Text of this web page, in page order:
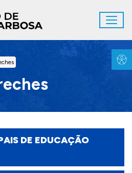
DE EDUCAÇÃO